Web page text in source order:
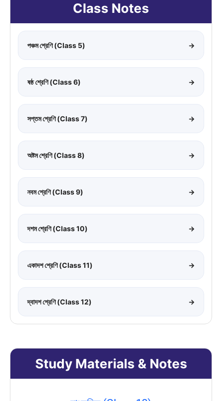
Class Notes
পঞ্চম শ্রেণি (Class 5) →
ষষ্ঠ শ্রেণি (Class 6) →
সপ্তম শ্রেণি (Class 7) →
অষ্টম শ্রেণি (Class 8) →
নবম শ্রেণি (Class 9) →
দশম শ্রেণি (Class 10) →
একাদশ শ্রেণি (Class 11) →
দ্বাদশ শ্রেণি (Class 12) →
Study Materials & Notes